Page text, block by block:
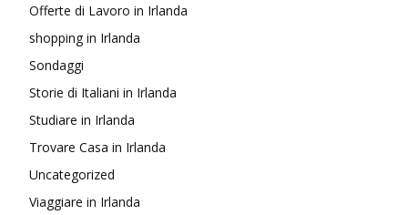
Offerte di Lavoro in Irlanda
shopping in Irlanda
Sondaggi
Storie di Italiani in Irlanda
Studiare in Irlanda
Trovare Casa in Irlanda
Uncategorized
Viaggiare in Irlanda